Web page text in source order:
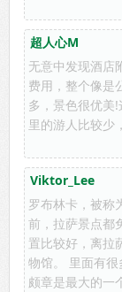
超人心M
无意中发现酒店
费用，整个像是
多，景色很优美
里的游人比较少
Viktor_Lee
罗布林卡，被称
前，拉萨景点都
置比较好，离拉
物馆。 里面有
颇章是最大的一